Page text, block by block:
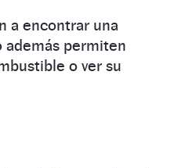
a encontrar una
además permiten
o ver su